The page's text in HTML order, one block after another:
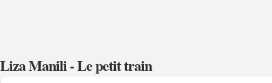
Liza Manili - Le petit train